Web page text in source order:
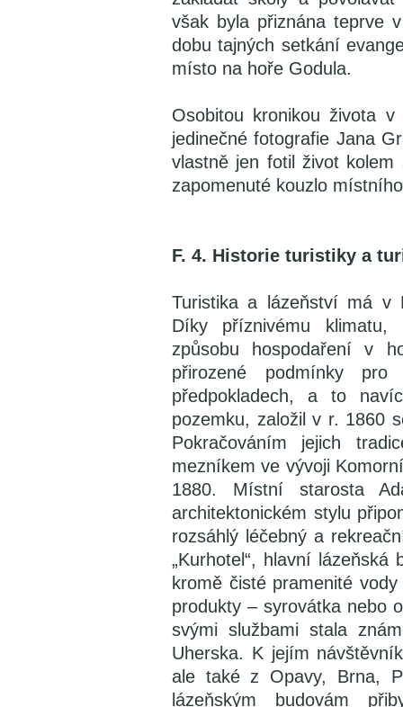
však byla přiznána teprve
dobu tajných setkání
místo na hoře Godula.
Osobitou kronikou života
jedinečné fotografie Jana
vlastně jen fotil život
zapomenuté kouzlo
F. 4. Historie turistiky a
Turistika a lázeňství má v
Díky příznivému klimatu,
způsobu hospodaření v
přirozené podmínky
předpokladech, a to
pozemku, založil v r. 1860
Pokračováním jejich
mezníkem ve vývoji
1880. Místní starosta
architektonickém stylu
rozsáhlý léčebný a
„Kurhotel“, hlavní
kromě čisté pramenité
produkty – syrovátka nebo
svými službami stala
Uherska. K jejím
ale také z Opavy, Brna,
lázeňským budovám